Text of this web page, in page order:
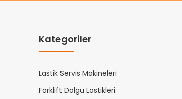
Kategoriler
Lastik Servis Makineleri
Forklift Dolgu Lastikleri